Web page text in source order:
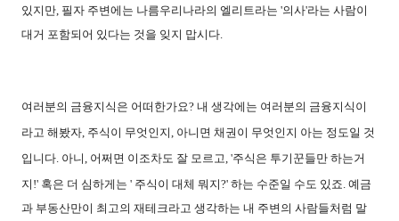
있지만 필자 주변에는 나름우리나라의 엘리트라는 '의사'라는 사람이
대거 포함되어 있다는 것을 잊지 맙시다
여러분의 금융지식은 어떠한가요? 내 생각에는 여러분의 금융지식이
라고 해봤자 주식이 무엇인지 아니면 채권이 무엇인지 아는 정도일 것
입니다 아니 어쩌면 이조차도 잘 모르고 , '주식은 투기꾼들만 하는거
지 !' 혹은 더 심하게는 ' 주식이 대체 뭐지?' 하는 수준일 수도 있죠 예금
과 부동산만이 최고의 재테크라고 생각하는 내 주변의 사람들처럼 말